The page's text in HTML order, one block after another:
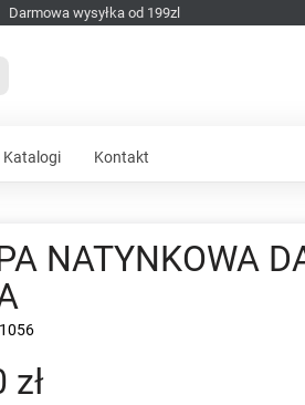
Darmowa wysyłka od 199zl
Katalogi Kontakt
NATYNKOWA
zł